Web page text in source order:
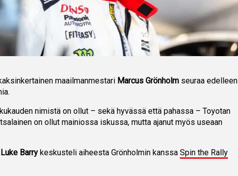
maailmanmestari Marcus Grönholm seuraa edelleen
nimistä on ollut – sekä hyvässä että pahassa – Toyotan
on ollut mainiossa iskussa, mutta ajanut myös useaan
Luke Barry keskusteli aiheesta Grönholmin kanssaSpin the Rally